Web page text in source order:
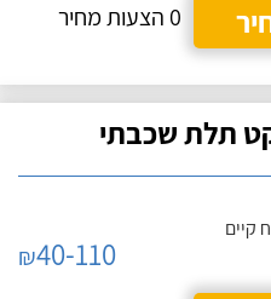
0 הצעות מחיר
תלת שכבתי
קיים
₪40-110